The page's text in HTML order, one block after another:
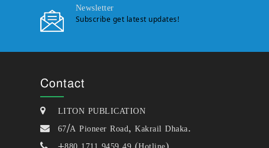
Newsletter
Subscribe get latest updates!
Contact
LITON PUBLICATION
67/A Pioneer Road, Kakrail Dhaka.